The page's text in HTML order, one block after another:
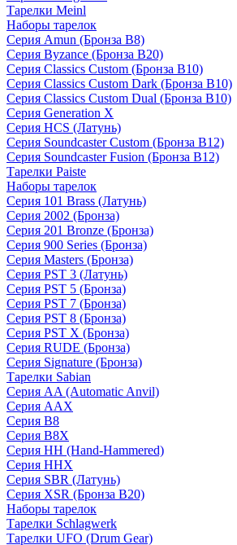
Тарелки Meinl
Наборы тарелок
Серия Amun (Бронза B8)
Серия Byzance (Бронза B20)
Серия Classics Custom (Бронза B10)
Серия Classics Custom Dark (Бронза B10)
Серия Classics Custom Dual (Бронза B10)
Серия Generation X
Серия HCS (Латунь)
Серия Soundcaster Custom (Бронза B12)
Серия Soundcaster Fusion (Бронза B12)
Тарелки Paiste
Наборы тарелок
Серия 101 Brass (Латунь)
Серия 2002 (Бронза)
Серия 201 Bronze (Бронза)
Серия 900 Series (Бронза)
Серия Masters (Бронза)
Серия PST 3 (Латунь)
Серия PST 5 (Бронза)
Серия PST 7 (Бронза)
Серия PST 8 (Бронза)
Серия PST X (Бронза)
Серия RUDE (Бронза)
Серия Signature (Бронза)
Тарелки Sabian
Серия AA (Automatic Anvil)
Серия AAX
Серия B8
Серия B8X
Серия HH (Hand-Hammered)
Серия HHX
Серия SBR (Латунь)
Серия XSR (Бронза B20)
Наборы тарелок
Тарелки Schlagwerk
Тарелки UFO (Drum Gear)